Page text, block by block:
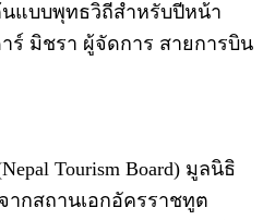
นแบบพุทธวิถีสำหรับปีหน้า
ร์ มิชรา ผู้จัดการ สายการบิน
Tourism Board) มูลนิธิ
กสถานเอกอัครราชทูต